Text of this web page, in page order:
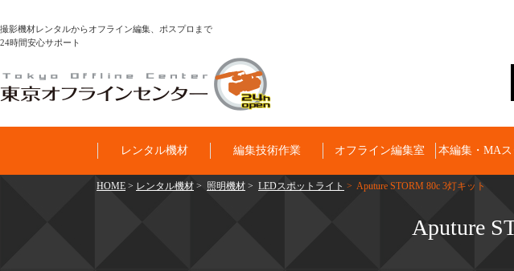
撮影機材レンタルからオフライン編集、ポスプロまで
24時間安心サポート
レンタル機材 編集技術作業 オフライン編集室 本編集・MA
HOME > レンタル機材 > 照明機材 > LEDスポットライト > Aputure STORM 80c 3灯キット
Aputure